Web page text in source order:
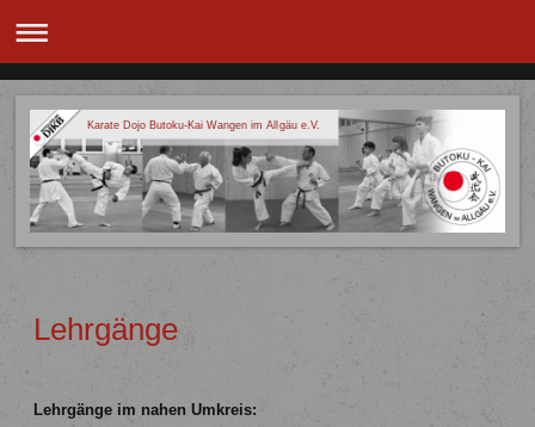
Karate Dojo Butoku-Kai Wangen im Allgäu e.V.
Lehrgänge
Lehrgänge im nahen Umkreis: